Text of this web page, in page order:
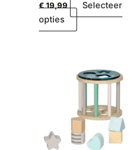
€19,99
Selecteer
opties